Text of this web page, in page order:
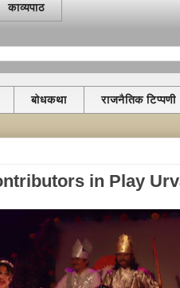
काव्यपाठ
बोधकथा राजनैतिक टिप्पणी
in Play